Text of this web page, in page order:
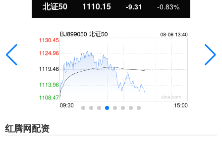
北证50 1110.15 -9.31 -0.83%
红腾网配资